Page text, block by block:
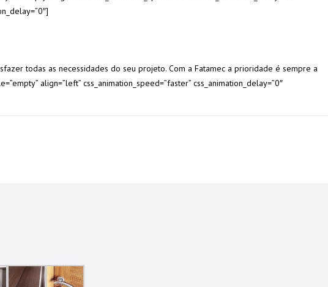
todas as necessidades do seu projeto. Com a Fatamec a prioridade é sempre a
align=”left” css_animation_speed=”faster” css_animation_delay=”0″